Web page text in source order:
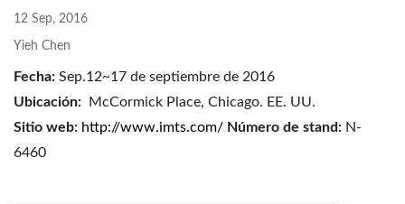
12 Sep, 2016
Yieh Chen
Fecha: Sep.12~17 de septiembre de 2016
Ubicación:
McCormick Place, Chicago. EE. UU.
Sitio web: http://www.imts.com/ Número de stand: N-
6460